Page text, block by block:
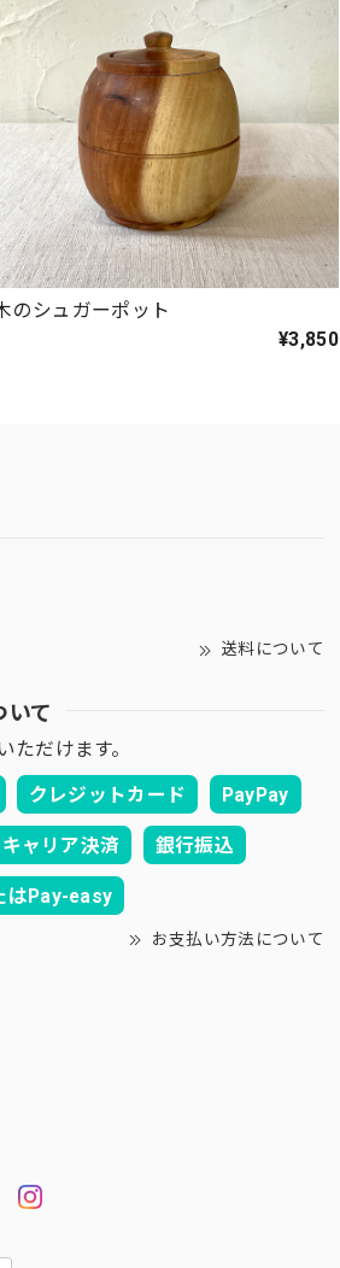
のシュガーポット
¥3,850
送料について
いて
ただけます。
クレジットカード PayPay
キャリア決済 銀行振込
はPay-easy
お支払い方法について